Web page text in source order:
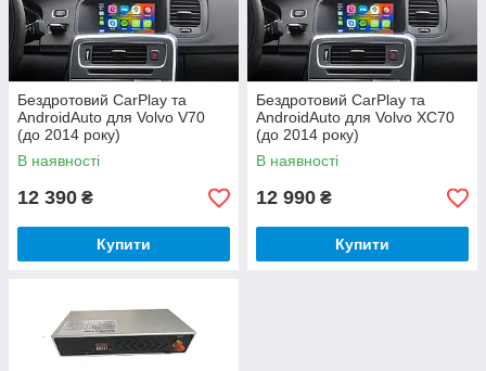
Бездротовий CarPlay та
AndroidAuto для Volvo V70
(до 2014 року)
В наявності
12 390 ₴
Купити
Бездротовий CarPlay та
AndroidAuto для Volvo XC70
(до 2014 року)
В наявності
12 990 ₴
Купити